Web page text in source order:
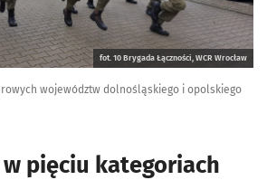
fot. 10 Brygada Łączności, WCR Wrocław
województw dolnośląskiego i opolskiego
pięciu kategoriach